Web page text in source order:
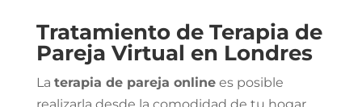
Tratamiento de Terapia de
Pareja Virtual en Londres
La terapia de pareja onlinees posible